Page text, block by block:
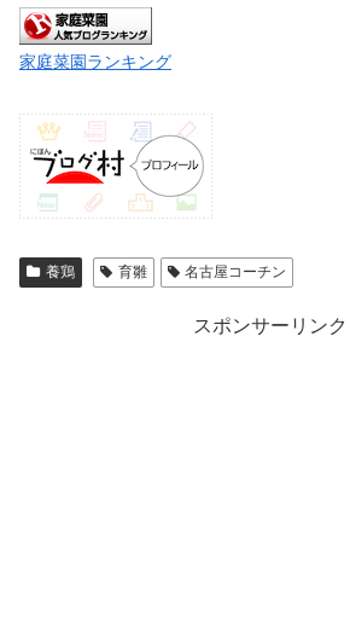
家庭菜園ランキング
養鶏 育雛 名古屋コーチン
スポンサーリンク